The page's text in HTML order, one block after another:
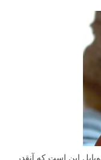
این است که آنقدر